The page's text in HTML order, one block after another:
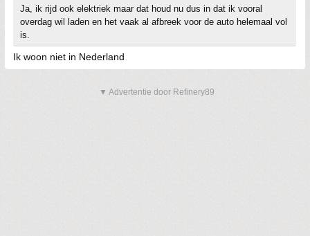
Ja, ik rijd ook elektriek maar dat houd nu dus in dat ik vooral
overdag wil laden en het vaak al afbreek voor de auto helemaal vol
is.
Ik woon niet in Nederland
▼ Advertentie door Refinery89